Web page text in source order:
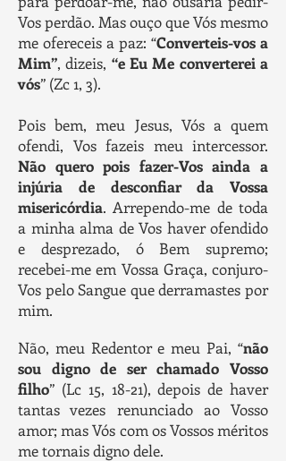
Vos perdão. Mas ouço que Vós mesmo
me ofereceis a paz: “Converteis-vos a
Mim”, dizeis, “e Eu Me converterei a
vós” (Zc 1, 3).
Pois bem, meu Jesus, Vós a quem
ofendi, Vos fazeis meu intercessor.
Não quero pois fazer-Vos ainda a
injúria de desconfiar da Vossa
misericórdia. Arrependo-me de toda
a minha alma de Vos haver ofendido
e desprezado, ó Bem supremo;
recebei-me em Vossa Graça, conjuro-
Vos pelo Sangue que derramastes por
mim.
Não, meu Redentor e meu Pai, “não
sou digno de ser chamado Vosso
filho” (Lc 15, 18-21), depois de haver
tantas vezes renunciado ao Vosso
amor; mas Vós com os Vossos méritos
me tornais digno dele.